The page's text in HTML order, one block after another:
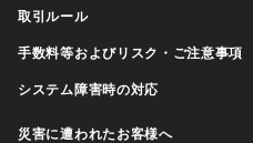
取引ルール
手数料等およびリスク・ご注意事項
システム障害時の対応
災害に遭われたお客様へ